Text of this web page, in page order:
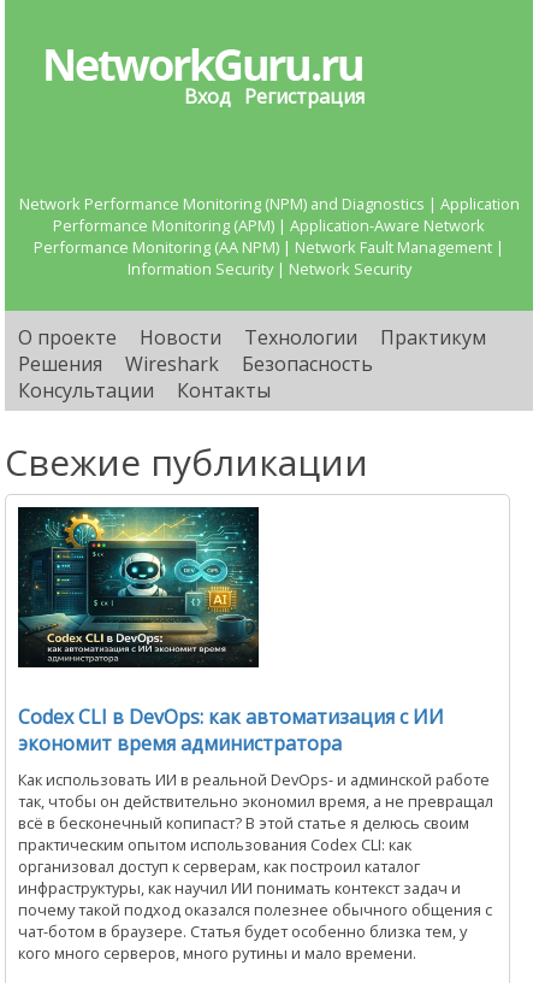
Вход Регистрация
Network Performance Monitoring (NPM) and Diagnostics | Application
Performance Monitoring (APM) | Application-Aware Network
Performance Monitoring (AA NPM) | Network Fault Management |
Information Security | Network Security
О проекте Новости Технологии
Практикум
Решения
Wireshark
Безопасность
Консультации
Контакты
Свежие публикации
Codex CLI в DevOps: как автоматизация с ИИ
экономит время администратора
Как использовать ИИ в реальной DevOps- и админской работе
так, чтобы он действительно экономил время, а не превращал
всё в бесконечный копипаст? В этой статье я делюсь своим
практическим опытом использования Codex CLI: как
организовал доступ к серверам, как построил каталог
инфраструктуры, как научил ИИ понимать контекст задач и
почему такой подход оказался полезнее обычного общения с
чат-ботом в браузере. Статья будет особенно близка тем, у
кого много серверов, много рутины и мало времени.